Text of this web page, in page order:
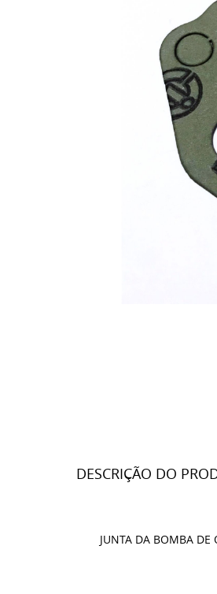
DESCRIÇÃO DO
JUNTA DA BOMBA DE